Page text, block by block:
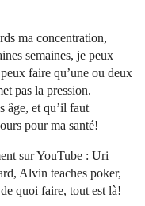
ma concentration,
semaines, je peux
faire qu’une ou deux
pas la pression.
âge, et qu’il faut
pour ma santé!
sur YouTube : Uri
Alvin teaches poker,
quoi faire, tout est là!